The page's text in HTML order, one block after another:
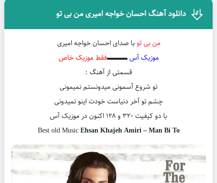
دانلود آهنگ احسان خواجه امیری من بی تو
من بی توبا صدای احسان خواجه امیری
موزیک آس▬▬▬فقط موزیک خاص
قسمتی از آهنگ :
تو شروع آسمونی میدونستم نمیمونی
چشم تو آخر دنیاست خودت اینو نمیدونی
با دو کیفیت ۳۲۰ و ۱۲۸ اکنون در موزیک آس
Best old MusicEhsan Khajeh Amiri – Man Bi To